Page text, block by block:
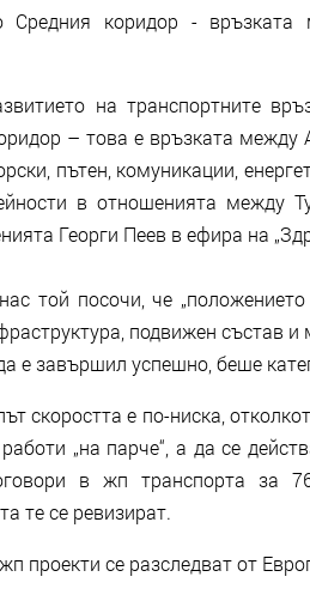
коридор - връзката
на транспортните
– това е връзката
пътен, комуникации,
в отношенията между
Георги Пеев в ефира на
той посочи, че
подвижен състав
е завършил успешно, беше
скоростта е по-ниска,
„на парче“, а да се
в жп транспорта за
те се ревизират.
проекти се разследват от